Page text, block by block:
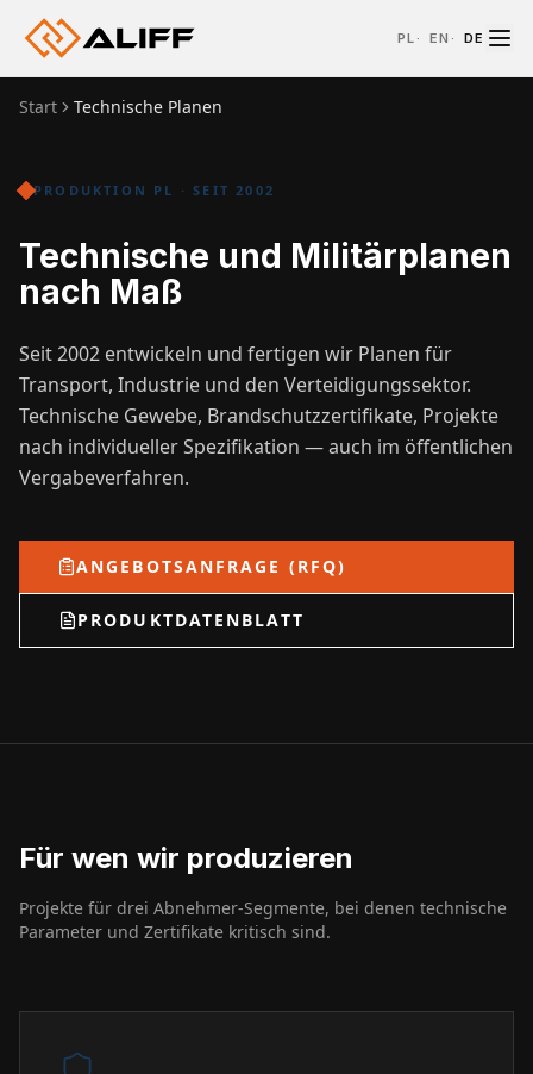
PL · EN · DE
Start Technische Planen
PRODUKTION PL · SEIT 2002
Technische und Militärplanen
nach Maß
Seit 2002 entwickeln und fertigen wir Planen für
Transport, Industrie und den Verteidigungssektor.
Technische Gewebe, Brandschutzzertifikate, Projekte
nach individueller Spezifikation — auch im öffentlichen
Vergabeverfahren.
ANGEBOTSANFRAGE (RFQ)
PRODUKTDATENBLATT
Für wen wir produzieren
Projekte für drei Abnehmer-Segmente, bei denen technische
Parameter und Zertifikate kritisch sind.